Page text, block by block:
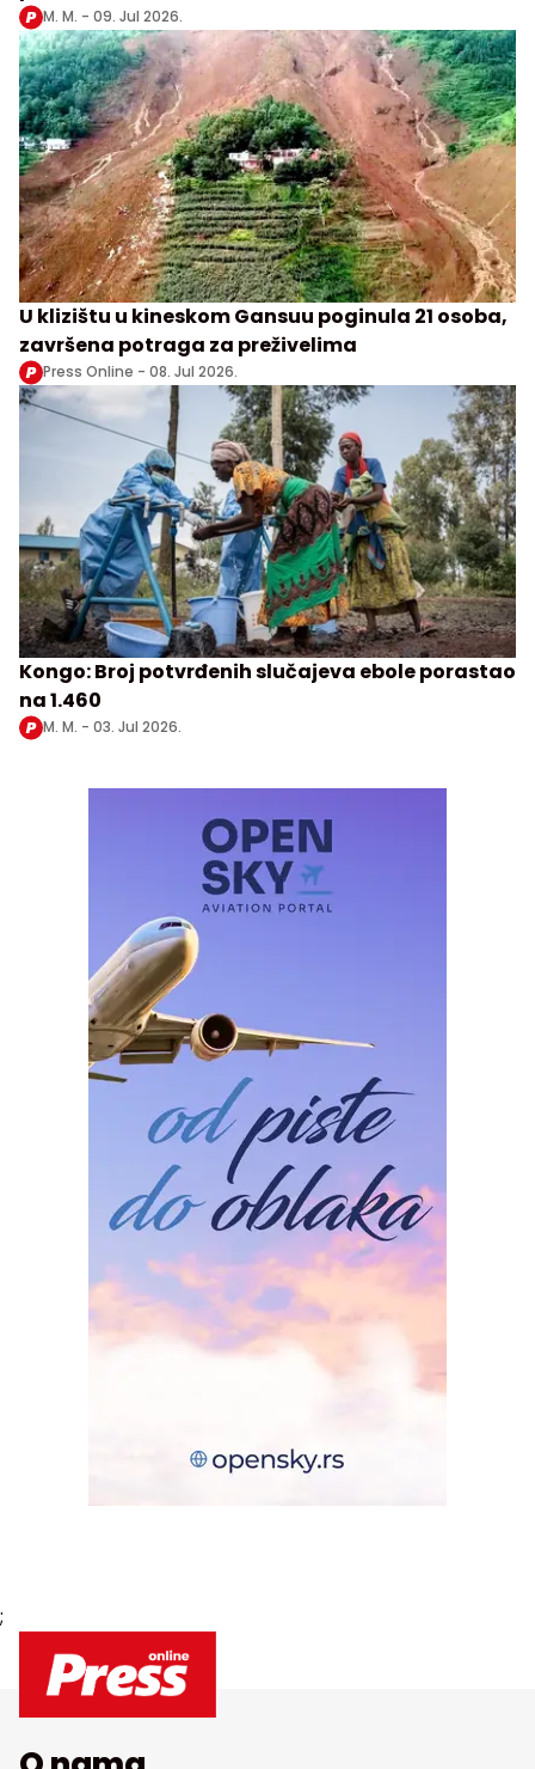
M. M. - 09. Jul 2026.
U klizištu u kineskom Gansuu poginula 21 osoba,
završena potraga za preživelima
Press Online - 08. Jul 2026.
Kongo: Broj potvrđenih slučajeva ebole porastao
na 1.460
M. M. - 03. Jul 2026.
;